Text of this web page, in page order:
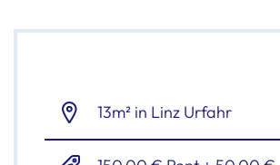
13m² in Linz Urfahr